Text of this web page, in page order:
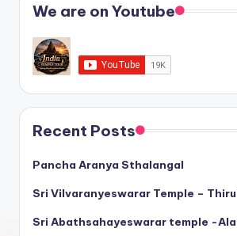
We are on Youtube
Recent Posts
Pancha Aranya Sthalangal
Sri Vilvaranyeswarar Temple –
Sri Abathsahayeswarar temple -